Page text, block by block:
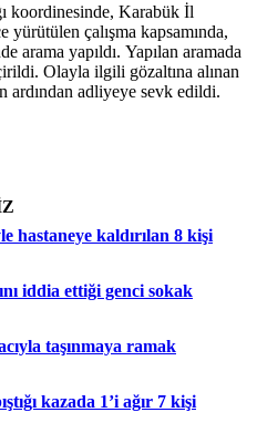
koordinesinde, Karabük İl
yürütülen çalışma kapsamında,
arama yapıldı. Yapılan aramada
Olayla ilgili gözaltına alınan
ardından adliyeye sevk edildi.
hastaneye kaldırılan 8 kişi
iddia ettiği genci sokak
taşınmaya ramak
kazada 1’i ağır 7 kişi